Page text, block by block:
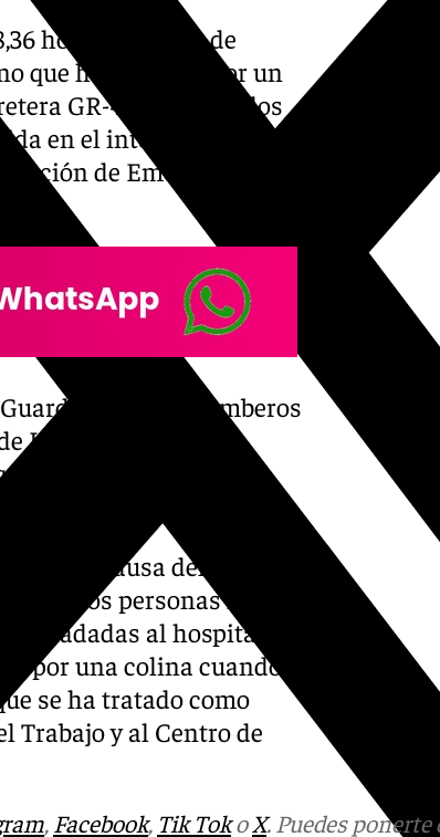
horas un aviso de
que había caído por un
GR-4402. Según los
en el interior del
de Emergencias
Civil, de Bomberos
Loja), del Centro de
del Parque de
a causa del
dos personas han
trasladadas al hospital
por una colina cuando
se ha tratado como
Trabajo y al Centro de
, Facebook, Tik TokoX. Puedes